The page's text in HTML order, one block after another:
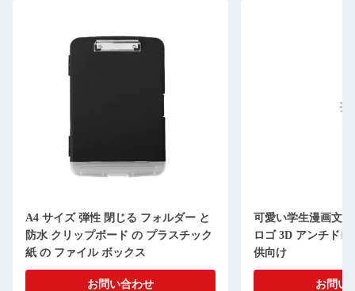
A4 サイズ 弾性 閉じる フォルダー と
防水 クリップボード の プラスチック
紙 の ファイル ボックス
お問い合わせ
可愛い学生漫画文
ロゴ 3D アンチド
供向け
お問い